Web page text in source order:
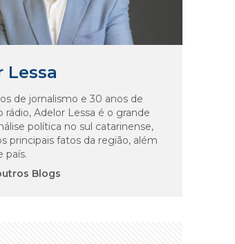
Lessa
de jornalismo e 30 anos de
rádio, Adelor Lessa é o grande
política no sul catarinense,
principais fatos da região, além
país.
Blogs